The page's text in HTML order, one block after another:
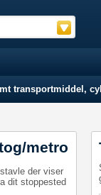
transportmiddel,
metro
der viser
dit stoppested